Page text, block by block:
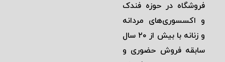
فروشگاه در حوزه فندک
و اكسسوری‌های مردانه
و زنانه با بيش از ٢٠ سال
سابقه فروش حضوری و